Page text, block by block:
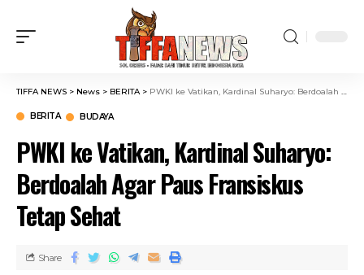
TIFFA NEWS > News > BERITA> PWKI ke Vatikan, Kardinal Suharyo: Berdoalah Agar Paus Fransiskus Tetap Sehat
BERITA BUDAYA
PWKI ke Vatikan, Kardinal Suharyo:
Berdoalah Agar Paus Fransiskus
Tetap Sehat
Share